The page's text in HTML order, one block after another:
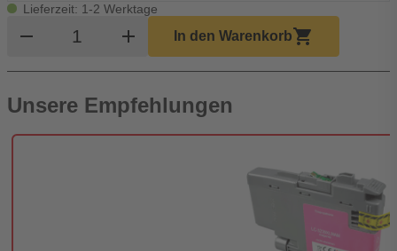
Lieferzeit: 1-2 Werktage
remove Produkt Warenkorb Menge
add In den Warenkorbshopping_cart
Unsere Empfehlungen